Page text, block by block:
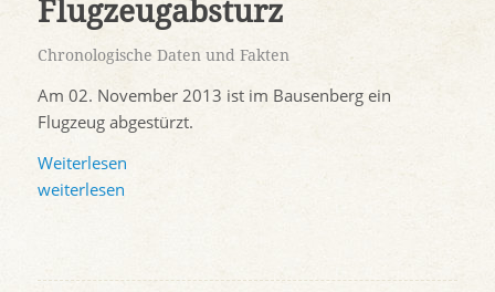
Flugzeugabsturz
Chronologische Daten und Fakten
Am 02. November 2013 ist im Bausenberg ein
Flugzeug abgestürzt.
Weiterlesen
weiterlesen